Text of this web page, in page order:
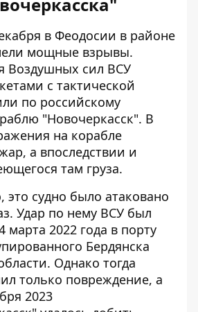
в Феодосии в районе
мощные взрывы.
Воздушных сил ВСУ
с тактической
по российскому
"Новочеркасск". В
на корабле
а впоследствии и
там груза.
это судно было атаковано
Удар по нему ВСУ был
марта 2022 года в порту
Бердянска
Однако тогда
только повреждение, а
2023